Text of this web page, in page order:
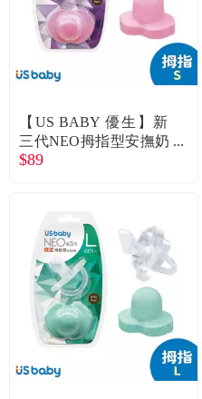
名人嚴選
優惠活動
合作提案
購物流程
會員專區
常見問題
【US BABY 優生】新
三代NEO拇指型安撫奶
嘴-S-粉
$89